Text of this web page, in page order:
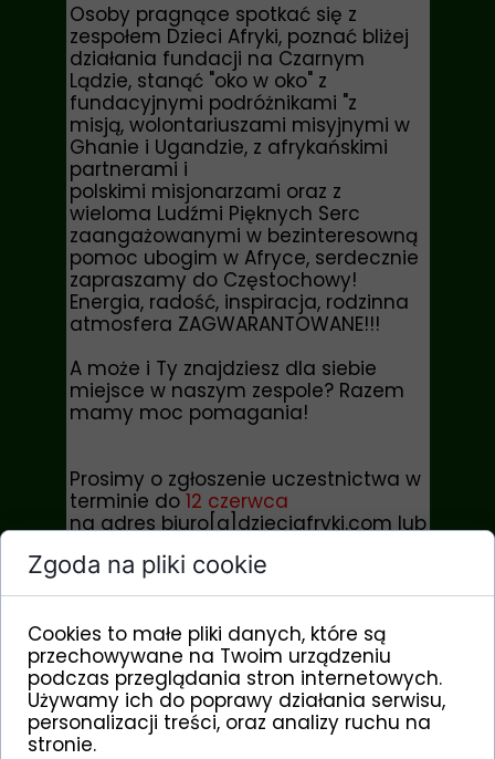
Osoby pragnące spotkać się z
zespołem Dzieci Afryki, poznać bliżej
działania fundacji na Czarnym
Lądzie, stanąć "oko w oko" z
fundacyjnymi podróżnikami "z
misją, wolontariuszami misyjnymi w
Ghanie i Ugandzie, z afrykańskimi
partnerami i
polskimi misjonarzami oraz z
wieloma Ludźmi Pięknych Serc
zaangażowanymi w bezinteresowną
pomoc ubogim w Afryce, serdecznie
zapraszamy do Częstochowy!
Energia, radość, inspiracja, rodzinna
atmosfera ZAGWARANTOWANE!!!
A może i Ty znajdziesz dla siebie
miejsce w naszym zespole? Razem
mamy moc pomagania!
Prosimy o zgłoszenie uczestnictwa w
terminie do 12 czerwca
na adres biuro[a]dzieciafryki.com lub
Dziękujemy :)
PROGRAM ŚWIĘTA DZIECI AFRYKI
sobota, 17 czerwca
10.15 - 10.45Msza św. dziękczynna za
dar fundacji
Zgoda na pliki cookie
Cookies to małe pliki danych, które są
przechowywane na Twoim urządzeniu
podczas przeglądania stron internetowych.
Używamy ich do poprawy działania serwisu,
personalizacji treści, oraz analizy ruchu na
stronie.